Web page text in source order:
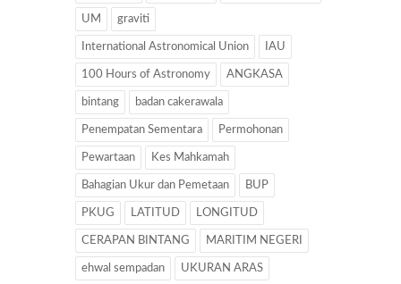
UM graviti
International Astronomical Union IAU
100 Hours of Astronomy ANGKASA
bintang badan cakerawala
Penempatan Sementara Permohonan
Pewartaan Kes Mahkamah
Bahagian Ukur dan Pemetaan BUP
PKUG LATITUD LONGITUD
CERAPAN BINTANG MARITIM NEGERI
ehwal sempadan UKURAN ARAS